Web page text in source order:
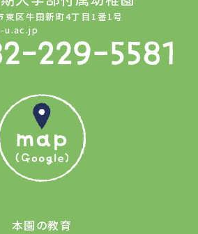
区牛田新町4丁目1番1号
u.ac.jp
本園の教育